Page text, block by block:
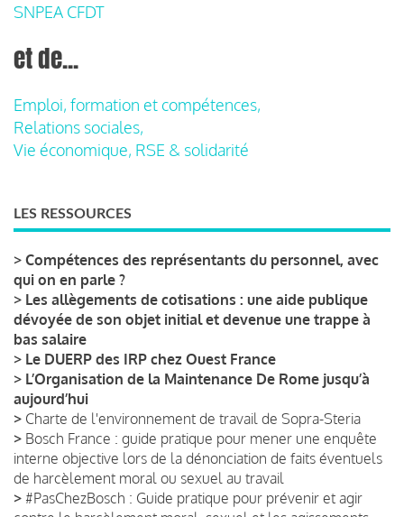
SNPEA CFDT
et de...
Emploi, formation et compétences,
Relations sociales,
Vie économique, RSE & solidarité
LES RESSOURCES
> Compétences des représentants du personnel, avec
qui on en parle ?
> Les allègements de cotisations : une aide publique
dévoyée de son objet initial et devenue une trappe à
bas salaire
> Le DUERP des IRP chez Ouest France
> L’Organisation de la Maintenance De Rome jusqu’à
aujourd’hui
> Charte de l'environnement de travail de Sopra-Steria
> Bosch France : guide pratique pour mener une enquête
interne objective lors de la dénonciation de faits éventuels
de harcèlement moral ou sexuel au travail
> #PasChezBosch : Guide pratique pour prévenir et agir